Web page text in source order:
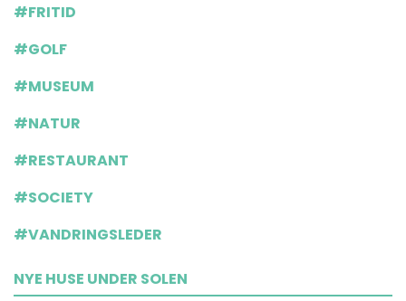
#FRITID
#GOLF
#MUSEUM
#NATUR
#RESTAURANT
#SOCIETY
#VANDRINGSLEDER
NYE HUSE UNDER SOLEN